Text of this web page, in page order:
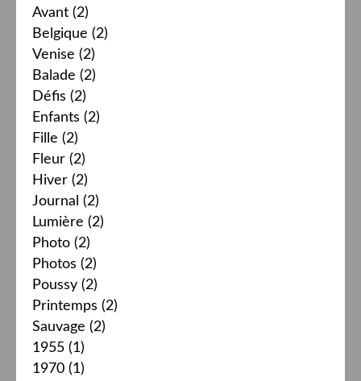
Avant (2)
Belgique (2)
Venise (2)
Balade (2)
Défis (2)
Enfants (2)
Fille (2)
Fleur (2)
Hiver (2)
Journal (2)
Lumière (2)
Photo (2)
Photos (2)
Poussy (2)
Printemps (2)
Sauvage (2)
1955 (1)
1970 (1)